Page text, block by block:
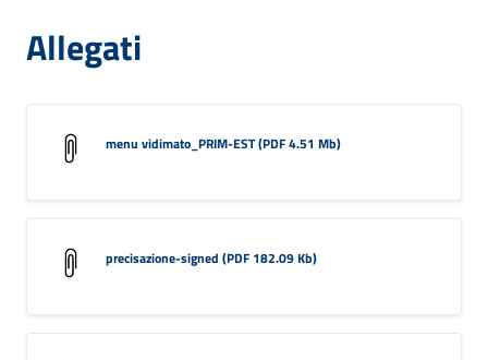
Allegati
menu vidimato_PRIM-EST (PDF 4.51 Mb)
precisazione-signed (PDF 182.09 Kb)